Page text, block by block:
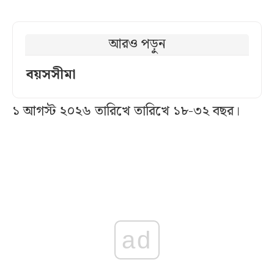
আরও পড়ুন
বয়সসীমা
১ আগস্ট ২০২৬ তারিখে তারিখে ১৮-৩২ বছর।
ad